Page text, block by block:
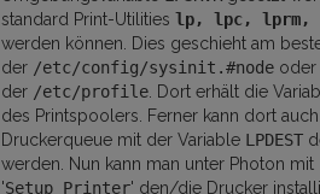
standard Print-Utilities lp, lpc, lprm,
werden können. Dies geschieht am
der /etc/config/sysinit.#node oder
der /etc/profile . Dort erhält die
des Printspoolers. Ferner kann dort
Druckerqueue mit der Variable LPDEST
werden. Nun kann man unter Photon
'Setup Printer' den/die Drucker